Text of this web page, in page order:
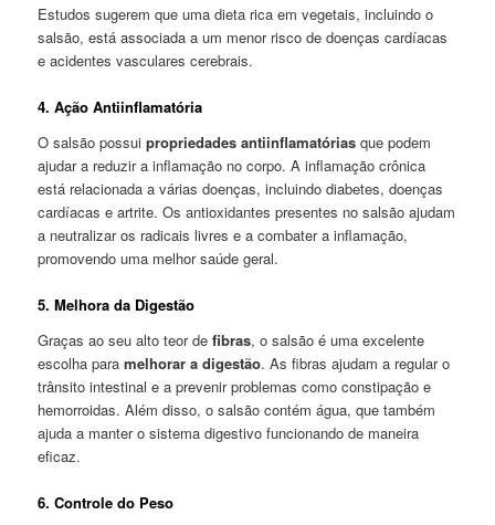
Estudos sugerem que uma dieta rica em vegetais, incluindo o
salsão, está associada a um menor risco de doenças cardíacas
e acidentes vasculares cerebrais.
4. Ação Antiinflamatória
O salsão possuipropriedades antiinflamatórias que podem
ajudar a reduzir a inflamação no corpo. A inflamação crônica
está relacionada a várias doenças, incluindo diabetes, doenças
cardíacas e artrite. Os antioxidantes presentes no salsão ajudam
a neutralizar os radicais livres e a combater a inflamação,
promovendo uma melhor saúde geral.
5. Melhora da Digestão
Graças ao seu alto teor defibras, o salsão é uma excelente
escolha paramelhorar a digestão. As fibras ajudam a regular o
trânsito intestinal e a prevenir problemas como constipação e
hemorroidas. Além disso, o salsão contém água, que também
ajuda a manter o sistema digestivo funcionando de maneira
eficaz.
6. Controle do Peso